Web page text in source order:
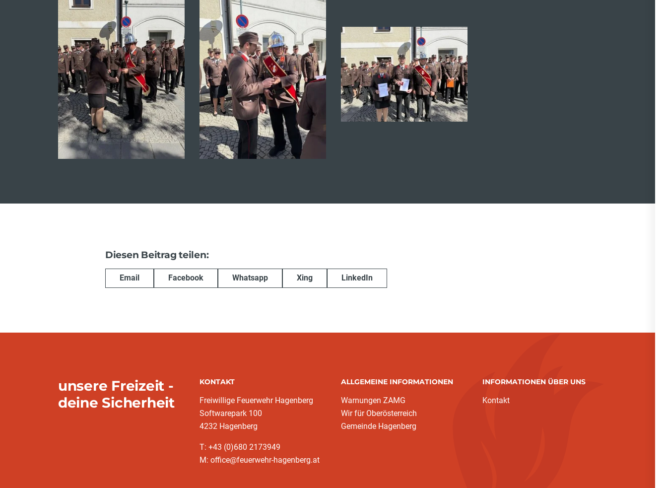
Diesen Beitrag teilen:
Email Facebook Whatsapp Xing LinkedIn
unsere Freizeit -
deine Sicherheit
KONTAKT
Freiwillige Feuerwehr Hagenberg
Softwarepark 100
4232 Hagenberg
T: +43 (0)680 2173949
M: office@feuerwehr-hagenberg.at
ALLGEMEINE INFORMATIONEN
Warnungen ZAMG
Wir für Oberösterreich
Gemeinde Hagenberg
INFORMATIONEN ÜBER UNS
Kontakt